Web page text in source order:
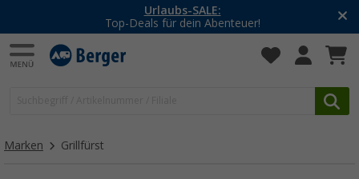
Urlaubs-SALE:
Top-Deals für dein Abenteuer!
Marken Grillfürst